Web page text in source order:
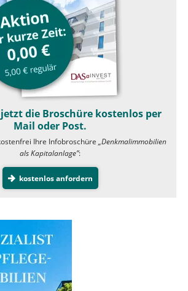
die Broschüre kostenlos per
Mail oder Post.
Ihre Infobroschüre „Denkmalimmobilien
als Kapitalanlage”:
kostenlos anfordern